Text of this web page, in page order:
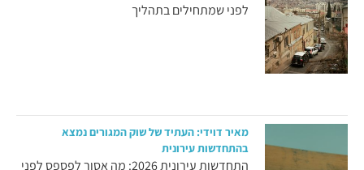
לפני שמתחילים בתהליך
מאיר דוידי: העתיד של שוק המגורים נמצא
בהתחדשות עירונית
התחדשות עירונית 2026: מה אסור לפספס לפני